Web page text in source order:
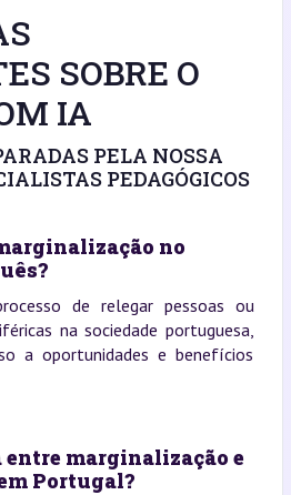
SOBRE O
IA
PELA NOSSA
PEDAGÓGICOS
no
de relegar pessoas ou
na sociedade portuguesa,
a oportunidades e benefícios
entre marginalização e
Portugal?